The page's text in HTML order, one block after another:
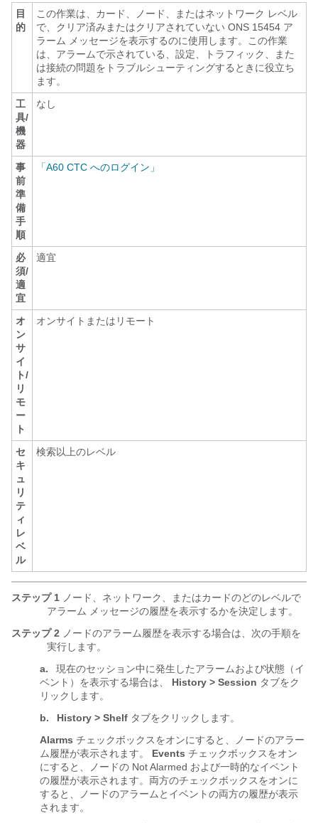
目
的
この作業は、カード、ノード、またはネットワーク レベル
で、クリア済みまたはクリアされていない ONS 15454 ア
ラーム メッセージを表示するのに使用します。この作業
は、アラームで示されている、設定、トラフィック、また
は接続の問題をトラブルシューティングするときに役立ち
ます。
工
具/
機
器
なし
事
前
準
備
手
順
「A60 CTC へのログイン」
必
須/
適
宜
適宜
オ
ン
サ
イ
ト/
リ
モ
ー
ト
オンサイトまたはリモート
セ
キ
ュ
リ
テ
ィ
レ
ベ
ル
検索以上のレベル
ステップ 1 ノード、ネットワーク、またはカードのどのレベルで
アラーム メッセージの履歴を表示するかを決定します。
ステップ 2 ノードのアラーム履歴を表示する場合は、次の手順を
実行します。
a.
現在のセッション中に発生したアラームおよび状態（イ
ベント）を表示する場合は、
History > Session タブをク
リックします。
b.
History > Shelf タブをクリックします。
Alarms チェックボックスをオンにすると、ノードのアラー
ム履歴が表示されます。
Events チェックボックスをオン
にすると、ノードの Not Alarmed および一時的なイベント
の履歴が表示されます。両方のチェックボックスをオンに
すると、ノードのアラームとイベントの両方の履歴が表示
されます。